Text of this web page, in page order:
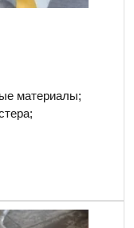
материалы;